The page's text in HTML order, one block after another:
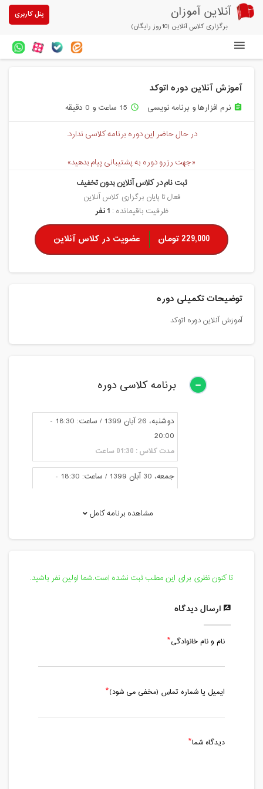
آنلاین آموزان
برگزاری کلاس آنلاین (10روز رایگان)
پنل کاربری
آزمون های آنلاین
خرید سرویس کلاس آنلاین
پیشنهادهای ویژه
تخفیفهای مشارکتی
درباره ما
آموزش آنلاین دوره اتوکد
assignment نرم افزارها و برنامه نویسی access_time 15 ساعت و 0 دقیقه
در حال حاضر این دوره برنامه کلاسی ندارد.
«جهت رزرو دوره به پشتیبانی پیام بدهید»
ثبت نام در کلاس آنلاین بدون تخفیف
فعال تا پایان برگزاری کلاس آنلاین
ظرفیت باقیمانده : 1 نفر
229,000 تومان عضویت در کلاس آنلاین
توضیحات تکمیلی دوره
آموزش آنلاین دوره اتوکد
برنامه کلاسی دوره
دوشنبه، 26 آبان 1399 / ساعت: 18:30 -
20:00
مدت کلاس : 01:30 ساعت
جمعه، 30 آبان 1399 / ساعت: 18:30 -
مدت کلاس : 01:30 ساعت
20:00
مدت کلاس : 01:30 ساعت
مشاهده برنامه کامل
تا کنون نظری برای این مطلب ثبت نشده است.شما اولین نفر باشید.
ارسال دیدگاه
نام و نام خانوادگی
ایمیل یا شماره تماس (مخفی می شود)
دیدگاه شما